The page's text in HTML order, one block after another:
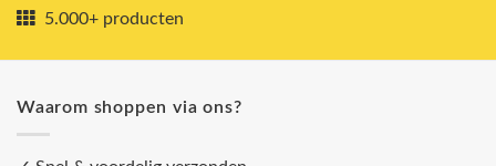
5.000+ producten
Waarom shoppen via ons?